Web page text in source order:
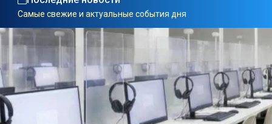
Самые свежие и актуальные события дня